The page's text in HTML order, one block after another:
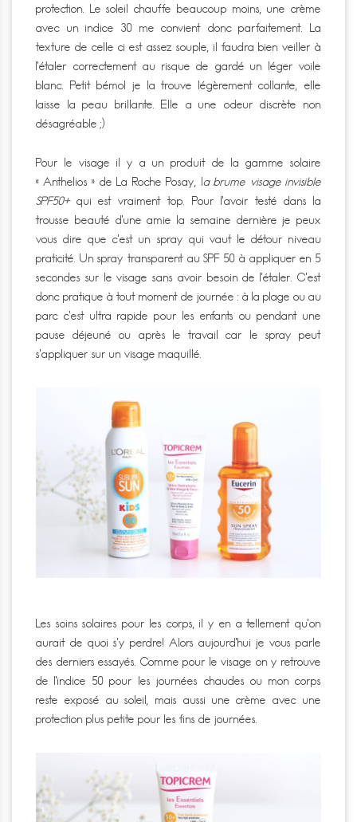
protection. Le soleil chauffe beaucoup moins, une crème
avec un indice 30 me convient donc parfaitement. La
texture de celle ci est assez souple, il faudra bien veiller à
l’étaler correctement au risque de gardé un léger voile
blanc. Petit bémol je la trouve légèrement collante, elle
laisse la peau brillante. Elle a une odeur discrète non
désagréable ;)
Pour le visage il y a un produit de la gamme solaire
« Anthelios » de La Roche Posay, la brume visage invisible
SPF50+qui est vraiment top. Pour l’avoir testé dans la
trousse beauté d’une amie la semaine dernière je peux
vous dire que c’est un spray qui vaut le détour niveau
praticité. Un spray transparent au SPF 50 à appliquer en 5
secondes sur le visage sans avoir besoin de l’étaler. C’est
donc pratique à tout moment de journée : à la plage ou au
parc c’est ultra rapide pour les enfants ou pendant une
pause déjeuné ou après le travail car le spray peut
s’appliquer sur un visage maquillé.
Les soins solaires pour les corps, il y en a tellement qu’on
aurait de quoi s’y perdre! Alors aujourd’hui je vous parle
des derniers essayés. Comme pour le visage on y retrouve
de l’indice 50 pour les journées chaudes ou mon corps
reste exposé au soleil, mais aussi une crème avec une
protection plus petite pour les fins de journées.